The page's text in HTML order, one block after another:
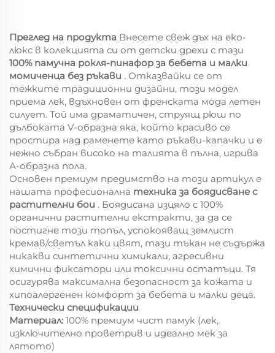
Преглед на продукта Внесете свеж дъх на еко-
люкс в колекцията си от детски дрехи с тази
100% памучна рокля-пинафор за бебета и малки
момиченца без ръкави . Отказвайки се от
тежките традиционни дизайни, този модел
приема лек, вдъхновен от френската мода летен
силует. Той има драматичен, струящ рюш по
дълбоката V-образна яка, който красиво се
простира над раменете като ръкави-капачки и е
нежно събран високо на талията в пълна, игрива
А-образна пола.
Основен премиум предимство на този артикул е
нашата професионална техника за боядисване с
растителни бои . Боядисана изцяло с 100%
органични растителни екстракти, за да се
постигне този топъл, успокояващ землист
кремав/светъл каки цвят, тази тъкан не съдържа
никакви синтетични химикали, агресивни
химични фиксатори или токсични остатъци. Тя
осигурява максимална безопасност за кожата и
хипоалергенен комфорт за бебета и малки деца.
Технически спецификации
Материал: 100% премиум чист памук (лек,
изключително проветрив и идеално мек за
лятото)